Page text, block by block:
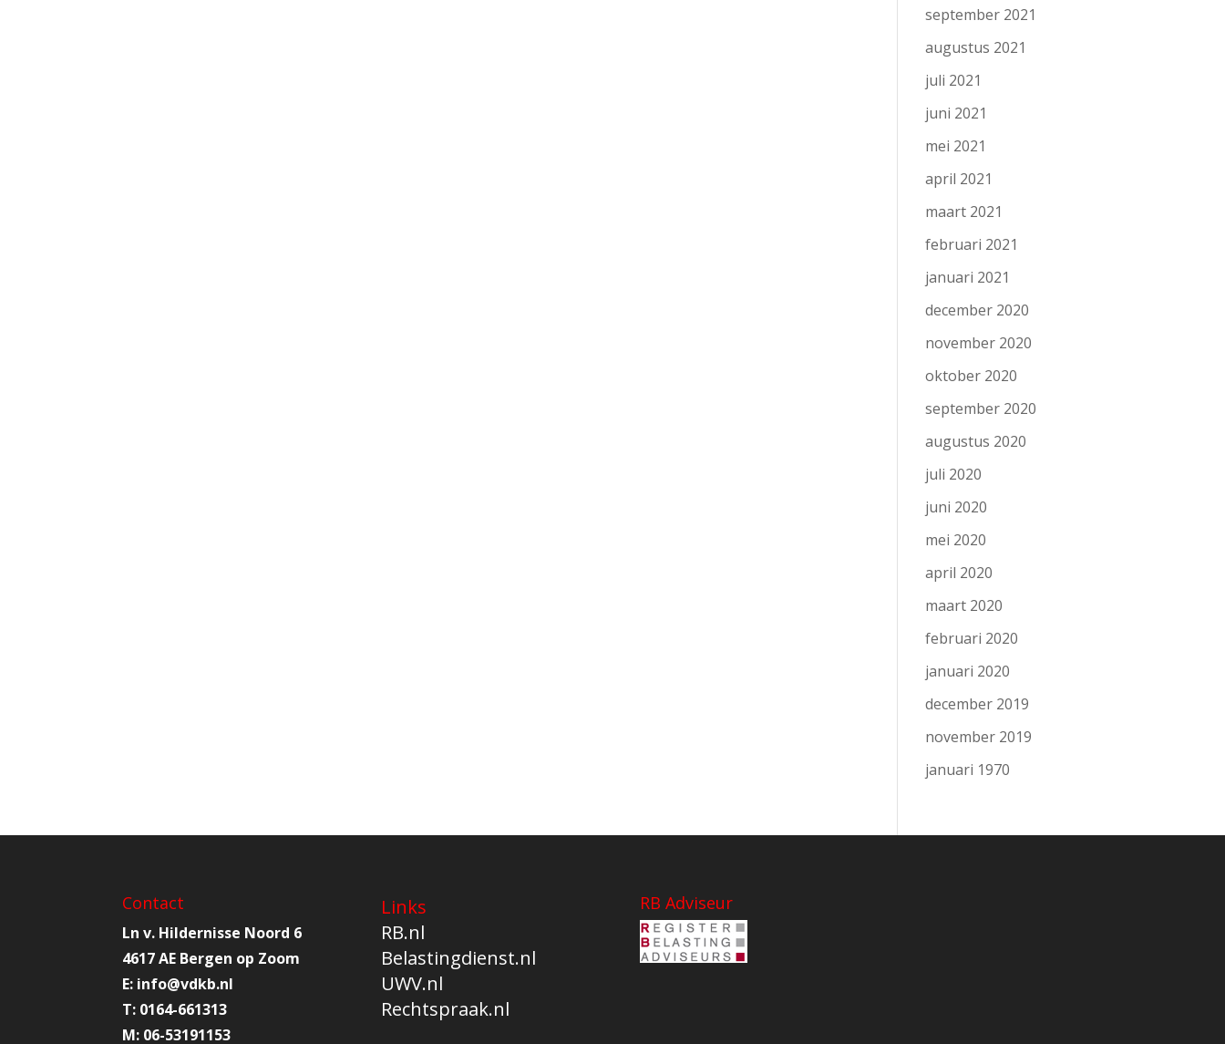
september 2021
augustus 2021
juli 2021
juni 2021
mei 2021
april 2021
maart 2021
februari 2021
januari 2021
december 2020
november 2020
oktober 2020
september 2020
augustus 2020
juli 2020
juni 2020
mei 2020
april 2020
maart 2020
februari 2020
januari 2020
december 2019
november 2019
januari 1970
Contact
Ln v. Hildernisse Noord 6
4617 AE Bergen op Zoom
E: info@vdkb.nl
T: 0164-661313
M: 06-53191153
Links
RB.nl
Belastingdienst.nl
UWV.nl
Rechtspraak.nl
RB Adviseur